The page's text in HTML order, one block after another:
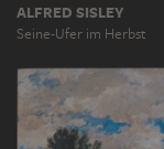
ALFRED SISLEY
Seine-Ufer im Herbst